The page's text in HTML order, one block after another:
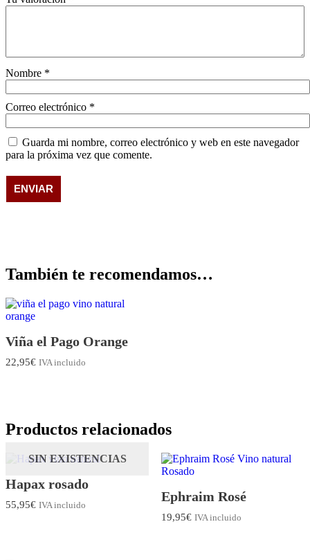
Nombre *
Correo electrónico *
Guarda mi nombre, correo electrónico y web en este navegador
para la próxima vez que comente.
También te recomendamos…
Viña el Pago Orange
22,95€ IVA incluido
Productos relacionados
SIN EXISTENCIAS
Hapax rosado
55,95€ IVA incluido
Ephraim Rosé
19,95€ IVA incluido